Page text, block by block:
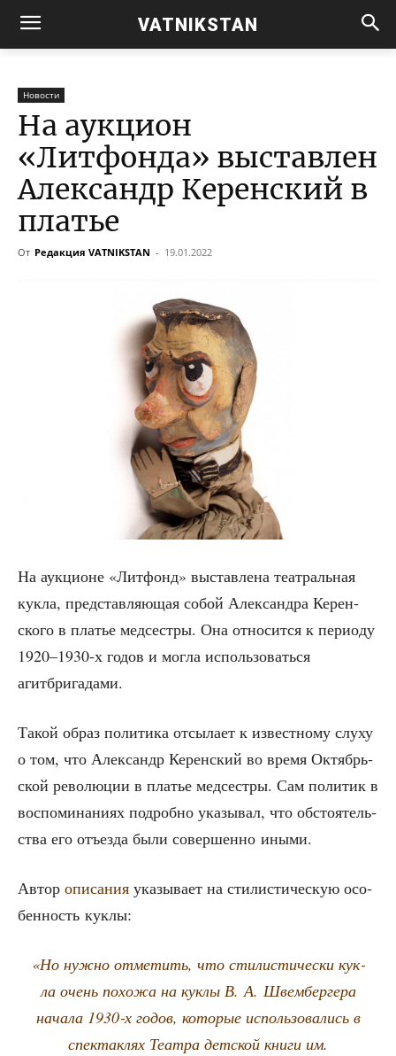
VATNIKSTAN
Новости
На аукцион
«Литфонда» выставлен
Александр Керенский в
платье
От Редакция VATNIKSTAN - 19.01.2022
На аук­ци­оне «Лит­фонд» выстав­ле­на теат­раль­ная
кук­ла, пред­став­ля­ю­щая собой Алек­сандра Керен­
ско­го в пла­тье мед­сест­ры. Она отно­сит­ся к пери­о­ду
1920–1930‑х годов и мог­ла исполь­зо­вать­ся
агитбригадами.
Такой образ поли­ти­ка отсы­ла­ет к извест­но­му слу­ху
о том, что Алек­сандр Керен­ский во вре­мя Октябрь­
ской рево­лю­ции в пла­тье мед­сест­ры. Сам поли­тик в
вос­по­ми­на­ни­ях подроб­но ука­зы­вал, что обсто­я­тель­
ства его отъ­ез­да были совер­шен­но иными.
Автор опи­са­ния ука­зы­ва­ет на сти­ли­сти­че­скую осо­
бен­ность куклы:
«Но нуж­но отме­тить, что сти­ли­сти­че­ски кук­
ла очень похо­жа на кук­лы В. А. Швем­бер­ге­ра
нача­ла 1930‑х годов, кото­рые исполь­зо­ва­лись в
спек­так­лях Теат­ра дет­ской кни­ги им.